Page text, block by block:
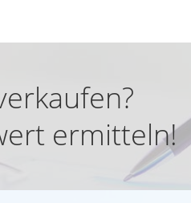
ermitteln!